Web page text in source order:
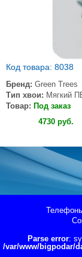
Код товара: 8038
Бренд: Green Trees
Тип хвои: Мягкий
Товар: Под заказ
4730 руб.
Parse error:
/var/www/bigpodar/